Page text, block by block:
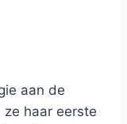
aan de
haar eerste